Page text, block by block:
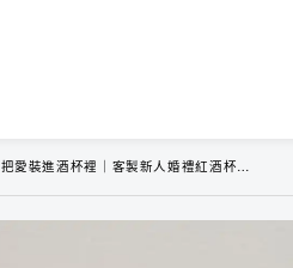
把愛裝進酒杯裡｜客製新人婚禮紅酒杯禮盒